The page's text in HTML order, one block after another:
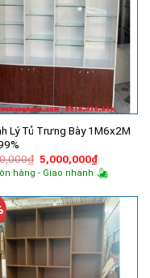
Lý Tủ Trưng Bày 1M6x2M
₫ Giá
gốc
là:
5,000,000₫Giá
hiện
tại
hàng - Giao nhanh